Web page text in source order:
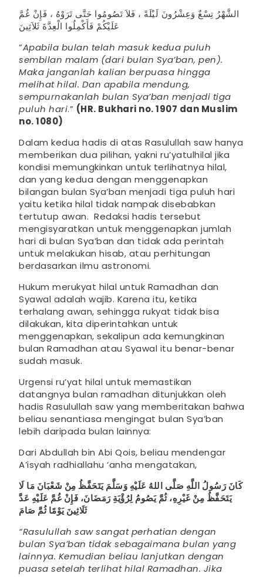
الشَّهْرُ تِسْعٌ وَعِشْرُونَ لَيْلَةً ، فَلاَ تَصُومُوا حَتَّى تَرَوْهُ ، فَإِنْ غُمَّ
عَلَيْكُمْ فَأَكْمِلُوا الْعِدَّةَ ثَلاَثِينَ
”Apabila bulan telah masuk kedua puluh
sembilan malam (dari bulan Sya’ban, pen).
Maka janganlah kalian berpuasa hingga
melihat hilal. Dan apabila mendung,
sempurnakanlah bulan Sya’ban menjadi tiga
puluh hari.” (HR. Bukhari no. 1907 dan Muslim
no. 1080)
Dalam kedua hadis di atas Rasulullah saw hanya
memberikan dua pilihan, yakni ru’yatulhilal jika
kondisi memungkinkan untuk terlihatnya hilal,
dan yang kedua dengan menggenapkan
bilangan bulan Sya’ban menjadi tiga puluh hari
yaitu ketika hilal tidak nampak disebabkan
tertutup awan. Redaksi hadis tersebut
mengisyaratkan untuk menggenapkan jumlah
hari di bulan Sya’ban dan tidak ada perintah
untuk melakukan hisab, atau perhitungan
berdasarkan ilmu astronomi.
Hukum merukyat hilal untuk Ramadhan dan
Syawal adalah wajib. Karena itu, ketika
terhalang awan, sehingga rukyat tidak bisa
dilakukan, kita diperintahkan untuk
menggenapkan, sekalipun ada kemungkinan
bulan Ramadhan atau Syawal itu benar-benar
sudah masuk.
Urgensi ru’yat hilal untuk memastikan
datangnya bulan ramadhan ditunjukkan oleh
hadis Rasulullah saw yang memberitakan bahwa
beliau senantiasa mengingat bulan Sya’ban
lebih daripada bulan lainnya:
Dari Abdullah bin Abi Qois, beliau mendengar
A’isyah radhiallahu ‘anha mengatakan,
كَانَ رَسُولُ اللَّهِ صَلَّى اللهُ عَلَيْهِ وَسَلَّمَ يَتَحَفَّظُ مِنْ شَعْبَانَ مَا لَا
يَتَحَفَّظُ مِنْ غَيْرِهِ، ثُمَّ يَصُومُ لِرُؤْيَةِ رَمَضَانَ، فَإِنْ غُمَّ عَلَيْهِ عَدَّ
ثَلَاثِينَ يَوْمًا ثُمَّ صَامَ
“Rasulullah saw sangat perhatian dengan
bulan Sya’ban tidak sebagaimana bulan yang
lainnya. Kemudian beliau lanjutkan dengan
puasa setelah terlihat hilal Ramadhan. Jika